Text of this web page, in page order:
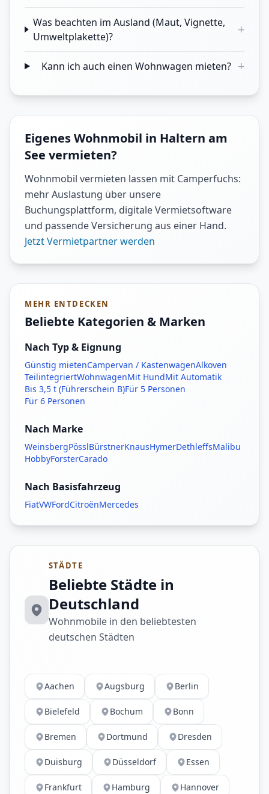
Was beachten im Ausland (Maut, Vignette,
Umweltplakette)?
+
Kann ich auch einen Wohnwagen mieten? +
Eigenes Wohnmobil in Haltern am
See vermieten?
Wohnmobil vermieten lassen mit Camperfuchs:
mehr Auslastung über unsere
Buchungsplattform, digitale Vermietsoftware
und passende Versicherung aus einer Hand.
Jetzt Vermietpartner werden
MEHR ENTDECKEN
Beliebte Kategorien & Marken
Nach Typ & Eignung
Günstig mietenCampervan / KastenwagenAlkoven
TeilintegriertWohnwagenMit HundMit Automatik
Bis 3,5 t (Führerschein B)Für 5 Personen
Für 6 Personen
Nach Marke
WeinsbergPösslBürstnerKnausHymerDethleffsMalibu
HobbyForsterCarado
Nach Basisfahrzeug
FiatVWFordCitroënMercedes
STÄDTE
Beliebte Städte in
Deutschland
Wohnmobile in den beliebtesten
deutschen Städten
Aachen Augsburg Berlin
Bielefeld Bochum Bonn
Bremen Dortmund Dresden
Duisburg Düsseldorf Essen
Frankfurt Hamburg Hannover